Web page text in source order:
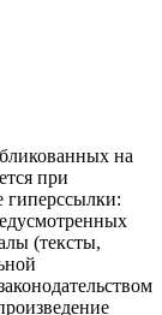
на
при
гиперссылки:
(тексты,